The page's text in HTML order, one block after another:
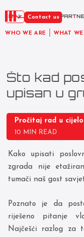
WHO WE ARE WHAT
EN Contact us
Što kad
upisan u
Pročitaj rad u
10 MIN READ
Kako upisati
zgrada nije
tumači naš gost
Poznato je da
riješeno pitanje
Najčešći razlog za